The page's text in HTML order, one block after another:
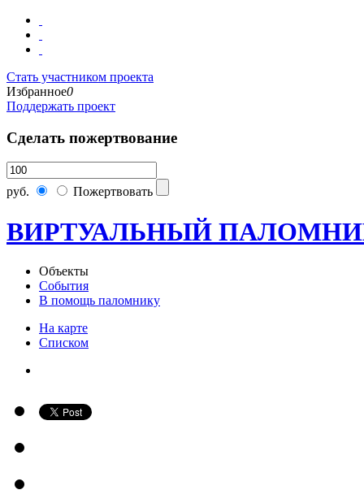
Стать участником проекта
Избранное0
Поддержать проект
Сделать пожертвование
руб. Пожертвовать
ВИРТУАЛЬНЫЙ
Объекты
События
В помощь паломнику
На карте
Списком